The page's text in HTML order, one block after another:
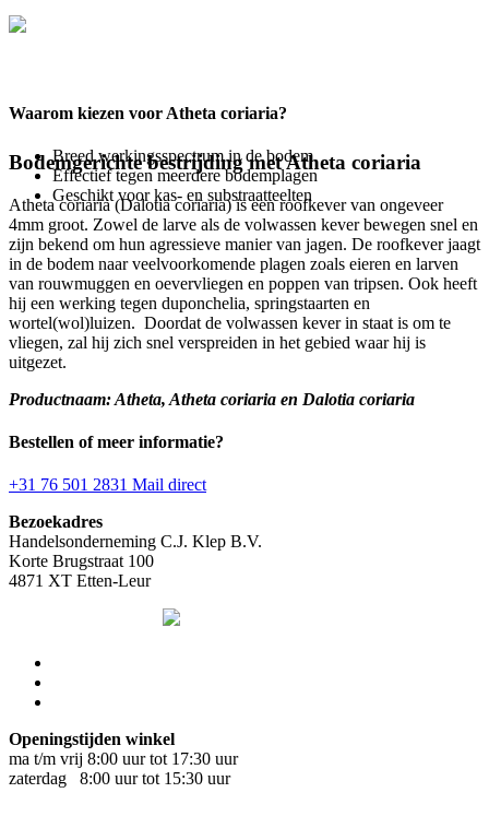
Waarom kiezen voor Atheta coriaria?
Breed werkingsspectrum in de bodem
Effectief tegen meerdere bodemplagen
Geschikt voor kas- en substraatteelten
Bodemgerichte bestrijding met Atheta coriaria
Athetacoriaria (Dalotia coriaria)is een roofkever van ongeveer
4mm groot. Zowel de larve als de volwassen kever bewegen snel en
zijn bekend om hun agressieve manier van jagen. De roofkever jaagt
in de bodem naar veelvoorkomende plagen zoals eieren en larven
van rouwmuggen en oevervliegen en poppen van tripsen. Ook heeft
hij een werking tegen duponchelia, springstaarten en
wortel(wol)luizen. Doordat de volwassen kever in staat is om te
vliegen, zal hij zich snel verspreiden in het gebied waar hij is
uitgezet.
Productnaam: Atheta, Atheta coriaria en Dalotia coriaria
Bestellen of meer informatie?
+31 76 501 2831 Mail direct
Bezoekadres
Handelsonderneming C.J. Klep B.V.
Korte Brugstraat 100
4871 XT Etten-Leur
Openingstijden winkel
ma t/m vrij 8:00 uur tot 17:30 uur
zaterdag 8:00 uur tot 15:30 uur